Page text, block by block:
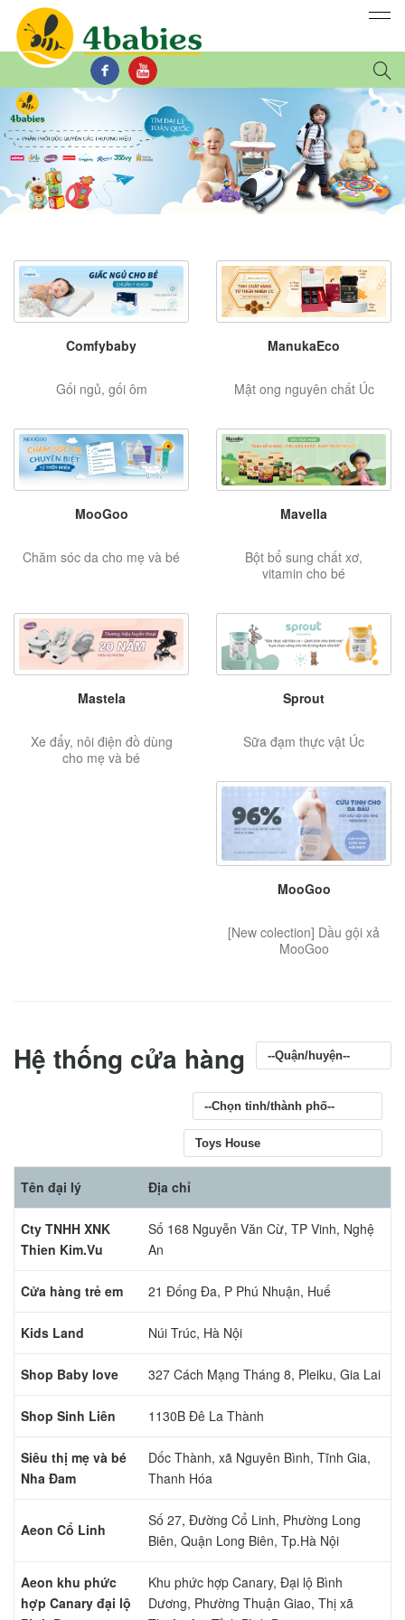
Comfybaby
Gối ngủ, gối ôm
ManukaEco
Mật ong nguyên chất Úc
MooGoo
Chăm sóc da cho mẹ và bé
Mavella
Bột bổ sung chất xơ,
vitamin cho bé
Mastela
Xe đẩy, nôi điện đồ dùng
cho mẹ và bé
Sprout
Sữa đạm thực vật Úc
MooGoo
[New colection] Dầu gội xả
MooGoo
Hệ thống cửa hàng
Tên đại lý Địa chỉ
Cty TNHH XNK
Thien Kim.Vu
Số 168 Nguyễn Văn Cừ, TP Vinh, Nghệ
An
Cửa hàng trẻ em 21 Đống Đa, P Phú Nhuận, Huế
Kids Land Núi Trúc, Hà Nội
Shop Baby love 327 Cách Mạng Tháng 8, Pleiku, Gia Lai
Shop Sinh Liên 1130B Đê La Thành
Siêu thị mẹ và bé
Nha Đam
Dốc Thành, xã Nguyên Bình, Tĩnh Gia,
Thanh Hóa
Aeon Cổ Linh
Số 27, Đường Cổ Linh, Phường Long
Biên, Quận Long Biên, Tp.Hà Nội
Aeon khu phức
hợp Canary đại lộ
Khu phức hợp Canary, Đại lộ Bình
Dương, Phường Thuận Giao, Thị xã